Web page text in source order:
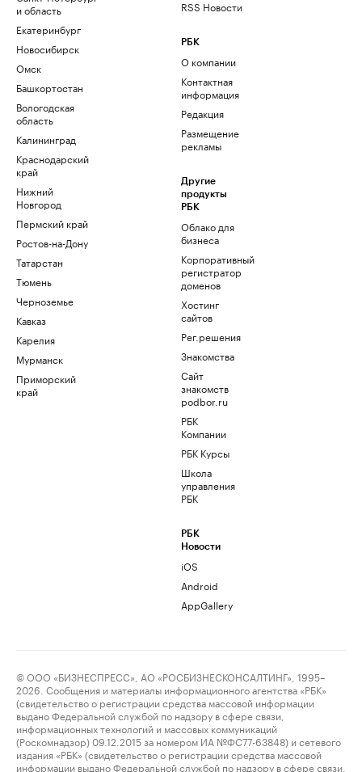
и область
Екатеринбург
Новосибирск
Омск
Башкортостан
Вологодская
область
Калининград
Краснодарский
край
Нижний
Новгород
Пермский край
Ростов-на-Дону
Татарстан
Тюмень
Черноземье
Кавказ
Карелия
Мурманск
Приморский
край
RSS Новости
РБК
О компании
Контактная
информация
Редакция
Размещение
рекламы
Другие
продукты
РБК
Облако для
бизнеса
Корпоративный
регистратор
доменов
Хостинг
сайтов
Рег.решения
Знакомства
Сайт
знакомств
podbor.ru
РБК
Компании
РБК Курсы
Школа
управления
РБК
РБК
Новости
iOS
Android
AppGallery
© ООО «БИЗНЕСПРЕСС», АО «РОСБИЗНЕСКОНСАЛТИНГ», 1995–
2026. Сообщения и материалы информационного агентства «РБК»
(свидетельство о регистрации средства массовой информации
выдано Федеральной службой по надзору в сфере связи,
информационных технологий и массовых коммуникаций
(Роскомнадзор) 09.12.2015 за номером ИА №ФС77-63848) и сетевого
издания «РБК» (свидетельство о регистрации средства массовой
информации выдано Федеральной службой по надзору в сфере связи,